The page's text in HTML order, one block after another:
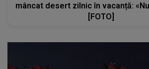
mâncat desert zilnic în vacanță:
[FOTO]